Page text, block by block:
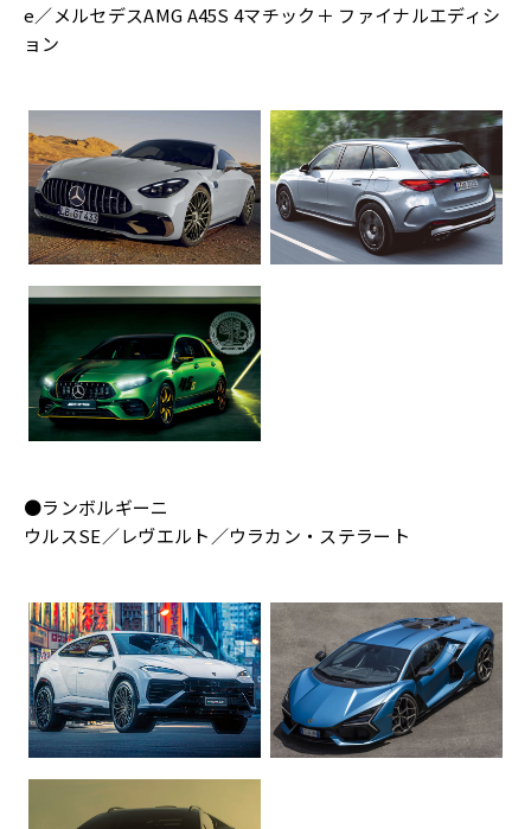
e／メルセデスAMG A45S 4マチック＋ ファイナルエディシ
ョン
●ランボルギーニ
ウルスSE／レヴエルト／ウラカン・ステラート